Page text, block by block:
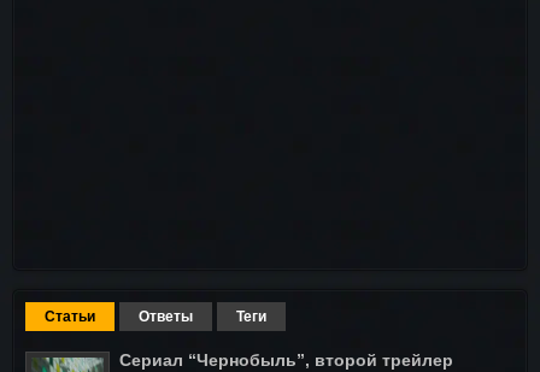
Статьи Ответы Теги
Сериал “Чернобыль”, второй трейлер